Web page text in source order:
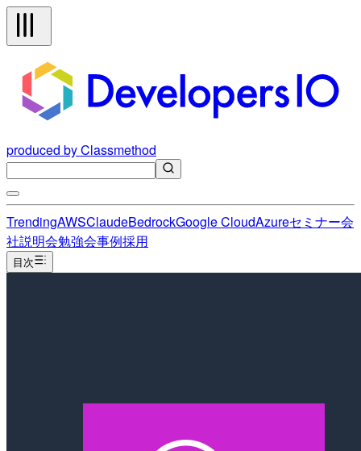
produced by Classmethod
TrendingAWSClaudeBedrockGoogle CloudAzureセミナー会
社説明会勉強会事例採用
目次